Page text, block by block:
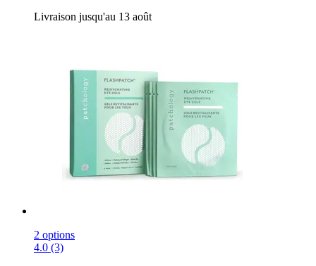
Livraison jusqu'au 13 août
2 options
4.0 (3)